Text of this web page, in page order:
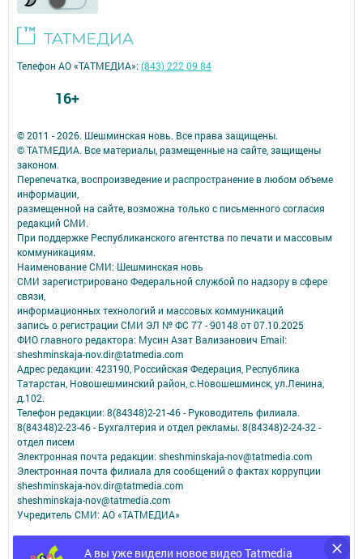
А вы уже видели новое видео Tatmedia
© 2011 - 2026. Шешминская новь. Все права защищены.
© ТАТМЕДИА. Все материалы, размещенные на сайте, защищены
законом.
Перепечатка, воспроизведение и распространение в любом объеме
информации,
размещенной на сайте, возможна только с письменного согласия
редакций СМИ.
При поддержке Республиканского агентства по печати и массовым
коммуникациям.
Наименование СМИ: Шешминская новь
СМИ зарегистрировано Федеральной службой по надзору в сфере
связи,
информационных технологий и массовых коммуникаций
запись о регистрации СМИ ЭЛ № ФС 77 - 90148 от 07.10.2025
ФИО главного редактора: Мусин Азат Вализанович Email:
sheshminskaja-nov.dir@tatmedia.com
Адрес редакции: 423190, Российская Федерация, Республика
Татарстан, Новошешминский район, с.Новошешминск, ул.Ленина,
д.102.
Телефон редакции: 8(84348)2-21-46 - Руководитель филиала.
8(84348)2-23-46 - Бухгалтерия и отдел рекламы. 8(84348)2-24-32 -
отдел писем
Электронная почта редакции: sheshminskaja-nov@tatmedia.com
Электронная почта филиала для сообщений о фактах коррупции
sheshminskaja-nov.dir@tatmedia.com
sheshminskaja-nov@tatmedia.com
Учредитель СМИ: АО «ТАТМЕДИА»
Антикоррупционная политика
Телефон АО «ТАТМЕДИА»:(843) 222 09 84
16+